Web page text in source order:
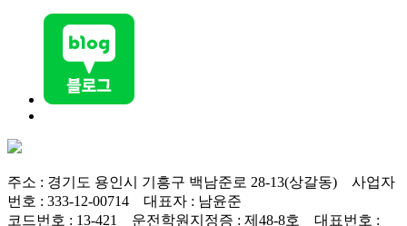
주소 : 경기도 용인시 기흥구 백남준로 28-13(상갈동) 사업자
번호 : 333-12-00714 대표자 : 남윤준
코드번호 : 13-421 운전학원지정증 : 제48-8호 대표번호 :